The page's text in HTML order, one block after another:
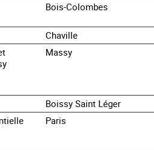
Bois-Colombes
Chaville
Massy
Boissy Saint Léger
Paris